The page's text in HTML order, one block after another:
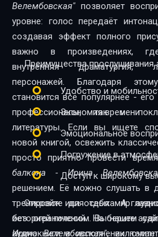
Велембовская" позволяет
уровне: голос передаёт
создавая эффект полного
важно в произведениях,
внутренняя драматургия,
персонажей. Благодаря
становится всё популярнее -
профессионалы, так и
литературы. Если вы ищете способ познакомиться с
новой книгой, освежить
просто приятно провести
балкона - Ирина
решением. Её можно слушать в
тренировок или отдыха. А
без ограничений. На нашем
аудиокниги в исполнении
Преимущества прослушивания
Удобство и
Экономия времени
Эмоциональное
Погружение в
Доступ к широкому
Откройте для себя мир
историей голосом. Выберите
Ирина Велембовская",